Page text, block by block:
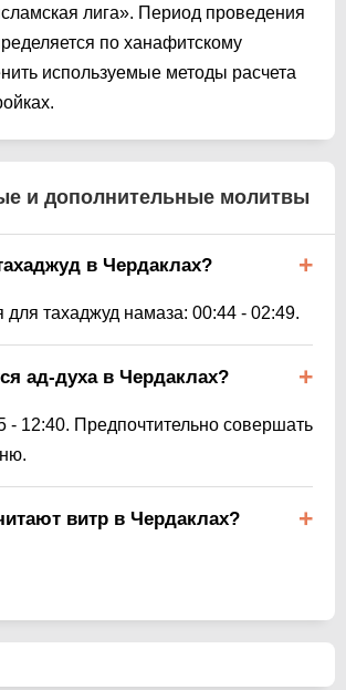
лига». Период проведения
по ханафитскому
используемые методы расчета
и дополнительные молитвы
в Чердаклах?
тахаджуд намаза: 00:44 - 02:49.
ад-духа в Чердаклах?
- 12:40. Предпочтительно совершать
витр в Чердаклах?